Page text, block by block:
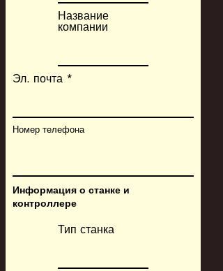
Название
компании
Эл. почта
Номер телефона
Информация о станке и
контроллере
Тип станка